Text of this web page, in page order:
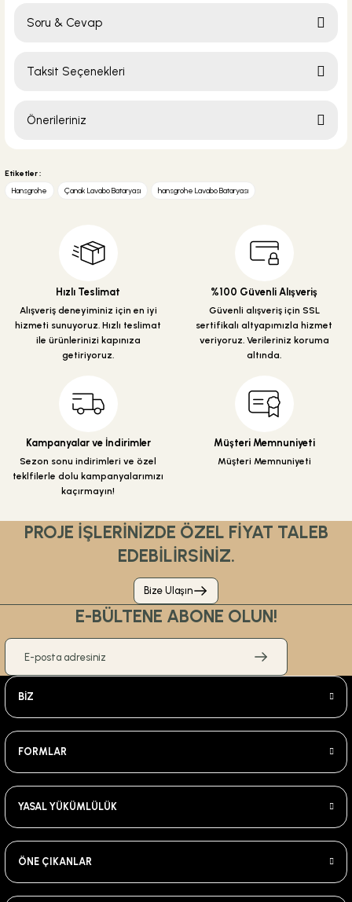
Soru & Cevap
Taksit Seçenekleri
Önerileriniz
yetersiz gördüğünüz noktaları öneri formunu kullanarak tarafımıza
Görüş ve önerileriniz için teşekkür ederiz.
Ürün resmi kalitesiz, bozuk veya görüntülenemiyor.
Ürün açıklamasında eksik bilgiler bulunuyor.
Ürün fiyatı diğer sitelerden daha pahalı.
Bu ürüne benzer farklı alternatifler olmalı.
Etiketler :
Hansgrohe
Çanak Lavabo Bataryası hansgrohe Lavabo Bataryası
Hızlı Teslimat
Alışveriş deneyiminiz için en iyi
hizmeti sunuyoruz. Hızlı teslimat
ile ürünlerinizi kapınıza
getiriyoruz.
%100 Güvenli Alışveriş
Güvenli alışveriş için SSL
sertifikalı altyapımızla hizmet
veriyoruz. Verileriniz koruma
altında.
Kampanyalar ve İndirimler
Sezon sonu indirimleri ve özel
teklfilerle dolu kampanyalarımızı
kaçırmayın!
Müşteri Memnuniyeti
Müşteri Memnuniyeti
PROJE İŞLERİNİZDE ÖZEL FİYAT TALEB
EDEBİLİRSİNİZ.
Bize Ulaşın
E-BÜLTENE ABONE OLUN!
BİZ
FORMLAR
YASAL YÜKÜMLÜLÜK
ÖNE ÇIKANLAR